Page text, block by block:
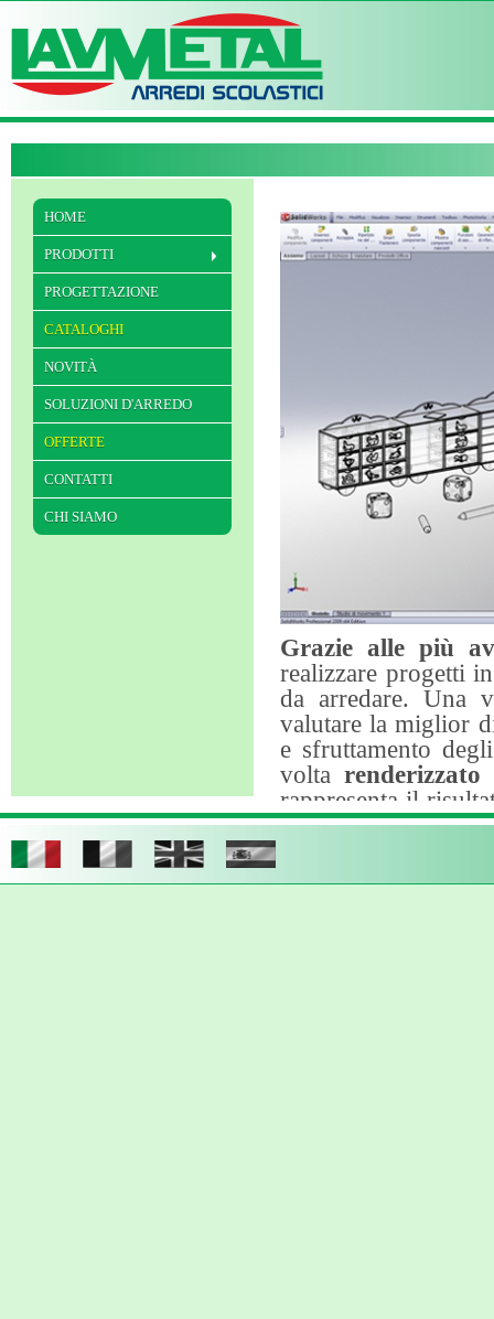
Grazie alle più
realizzare progetti
da arredare. Una
valutare la miglior
e sfruttamento
volta renderizzato
rappresenta il
colori.
HOME
PRODOTTI
PROGETTAZIONE
CATALOGHI
NOVITÀ
SOLUZIONI D'ARREDO
OFFERTE
CONTATTI
CHI SIAMO